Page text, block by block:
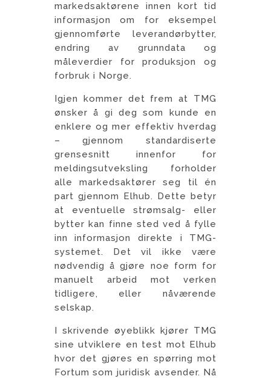
markedsaktørene innen kort tid
informasjon om for eksempel
gjennomførte leverandørbytter,
endring av grunndata og
måleverdier for produksjon og
forbruk i Norge.
Igjen kommer det frem at TMG
ønsker å gi deg som kunde en
enklere og mer effektiv hverdag
– gjennom standardiserte
grensesnitt innenfor for
meldingsutveksling forholder
alle markedsaktører seg til én
part gjennom Elhub. Dette betyr
at eventuelle strømsalg- eller
bytter kan finne sted ved å fylle
inn informasjon direkte i TMG-
systemet. Det vil ikke være
nødvendig å gjøre noe form for
manuelt arbeid mot verken
tidligere, eller nåværende
selskap.
I skrivende øyeblikk kjører TMG
sine utviklere en test mot Elhub
hvor det gjøres en spørring mot
Fortum som juridisk avsender. Nå